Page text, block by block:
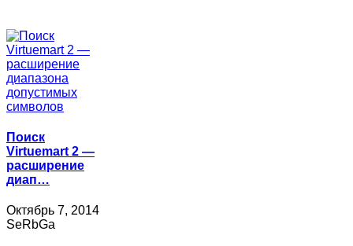
Поиск
Virtuemart 2 —
расширение
диап…
Октябрь 7, 2014
SeRbGa